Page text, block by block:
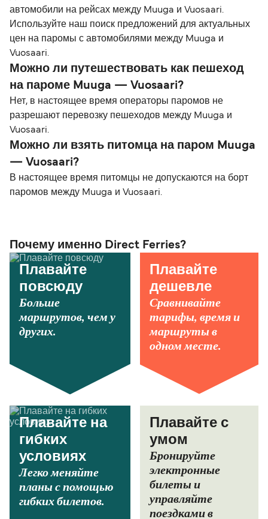
автомобили на рейсах между Muuga и Vuosaari.
Используйте наш поиск предложений для актуальных
цен на паромы с автомобилями между Muuga и
Vuosaari.
Можно ли путешествовать как пешеход
на пароме Muuga — Vuosaari?
Нет, в настоящее время операторы паромов не
разрешают перевозку пешеходов между Muuga и
Vuosaari.
Можно ли взять питомца на паром Muuga
— Vuosaari?
В настоящее время питомцы не допускаются на борт
паромов между Muuga и Vuosaari.
Почему именно Direct Ferries?
Плавайте
повсюду
Больше
маршрутов, чем у
других.
Плавайте
дешевле
Сравнивайте
тарифы, время и
маршруты в
одном месте.
Плавайте на
гибких
условиях
Легко меняйте
планы с помощью
гибких билетов.
Плавайте с
умом
Бронируйте
электронные
билеты и
управляйте
поездками в